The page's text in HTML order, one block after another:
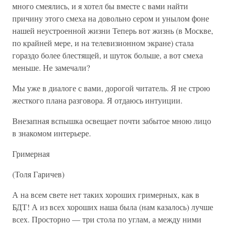
много смеялись, и я хотел бы вместе с вами найти
причину этого смеха на довольно сером и унылом фоне
нашей неустроенной жизни Теперь вот жизнь (в Москве,
по крайней мере, и на телевизионном экране) стала
гораздо более блестящей, и шуток больше, а вот смеха
меньше. Не замечали?
Мы уже в диалоге с вами, дорогой читатель. Я не строю
жесткого плана разговора. Я отдаюсь интуиции.
Внезапная вспышка освещает почти забытое мною лицо
в знакомом интерьере.
Гримерная
(Толя Гаричев)
А на всем свете нет таких хороших гримерных, как в
БДТ! А из всех хороших наша была (нам казалось) лучше
всех. Просторно — три стола по углам, а между ними